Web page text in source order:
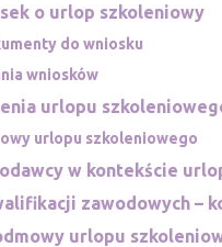
o urlop szkoleniowy
do wniosku
wniosków
urlopu
urlopu szkoleniowego
w kontekście
zawodowych –
urlopu